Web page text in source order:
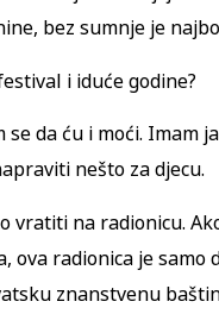
bez sumnje je
i iduće godine?
se da ću i moći. Imam
nešto za djecu.
vratiti na radionicu.
ova radionica je samo
znanstvenu